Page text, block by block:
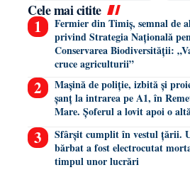
Cele mai citite
Fermier din Timiș, semnal de
privind Strategia Națională
Conservarea Biodiversității:
cruce agriculturii”
Mașină de poliție, izbită și
șanț la intrarea pe A1, în
Mare. Șoferul a lovit apoi o
Sfârșit cumplit în vestul țării.
bărbat a fost electrocutat
timpul unor lucrări